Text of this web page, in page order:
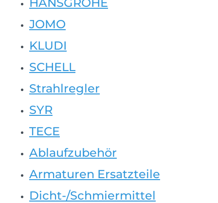
JOMO
KLUDI
SCHELL
Strahlregler
SYR
TECE
Ablaufzubehör
Armaturen Ersatzteile
Dicht-/Schmiermittel